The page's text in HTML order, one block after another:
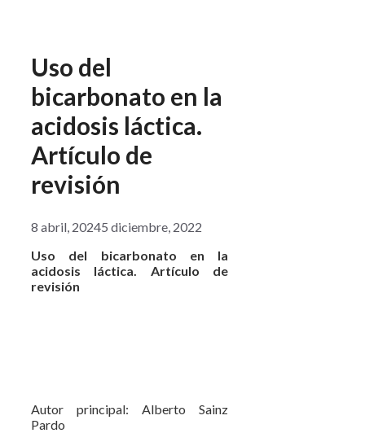
Uso del
bicarbonato en la
acidosis láctica.
Artículo de
revisión
8 abril, 20245 diciembre, 2022
Uso del bicarbonato en la
acidosis láctica. Artículo de
revisión
Autor principal: Alberto Sainz
Pardo